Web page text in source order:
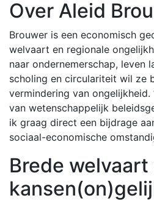
Over Aleid
Brouwer is een economisch
welvaart en regionale
naar ondernemerschap, leven
scholing en circulariteit wil ze
vermindering van
van wetenschappelijk
ik graag direct een bijdrage
sociaal-economische
Brede welvaart